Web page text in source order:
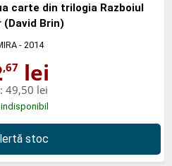
carte din trilogia Razboiul
(David Brin)
- 2014
,67 lei
49,50 lei
stoc